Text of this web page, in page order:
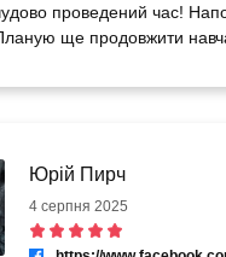
проведений час!
ще продовжити
Юрій Пирч
4 серпня 2025